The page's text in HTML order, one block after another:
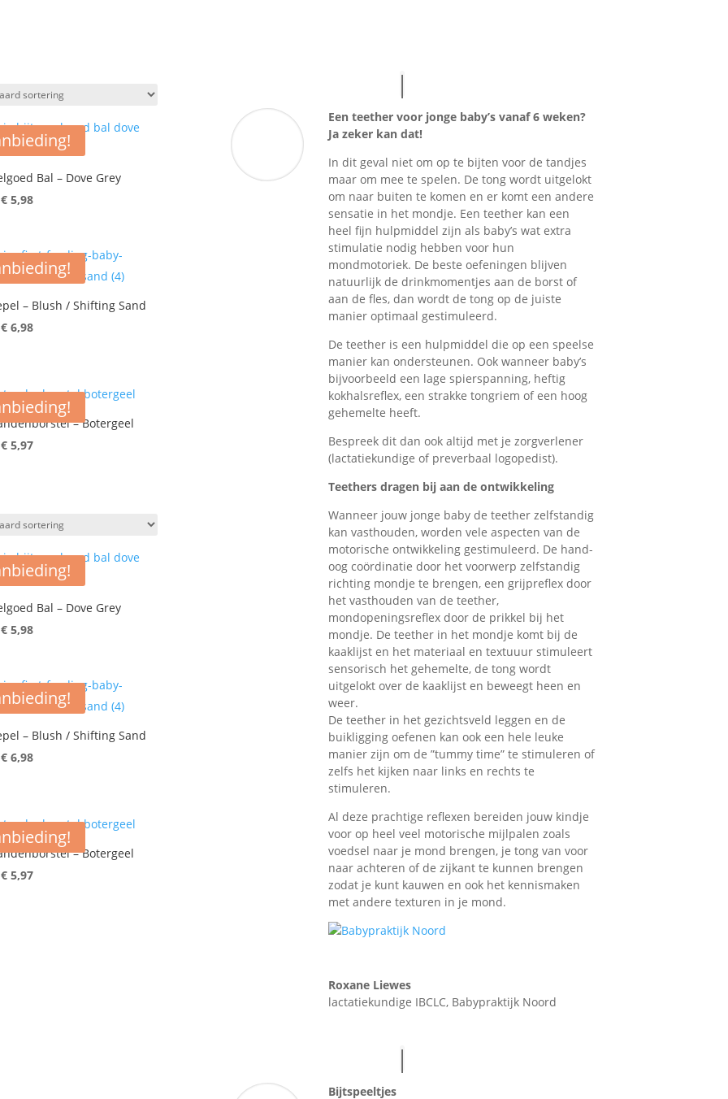
Bal – Dove Grey
Oorspronkelijke
€ 11,95.
€5,98Huidige
€ 5,98.
– Blush / Shifting Sand
Oorspronkelijke
€ 13,95.
€6,98Huidige
€ 6,98.
– Botergeel
Oorspronkelijke
€5,97Huidige
Bal – Dove Grey
Oorspronkelijke
€ 11,95.
€5,98Huidige
€ 5,98.
– Blush / Shifting Sand
Oorspronkelijke
€ 13,95.
€6,98Huidige
€ 6,98.
– Botergeel
Oorspronkelijke
€5,97Huidige
Een teether voor jonge baby’s vanaf 6 weken?
Ja zeker kan dat!
In dit geval niet om op te bijten voor de tandjes
maar om mee te spelen. De tong wordt uitgelokt
om naar buiten te komen en er komt een andere
sensatie in het mondje. Een teether kan een
heel fijn hulpmiddel zijn als baby’s wat extra
stimulatie nodig hebben voor hun
mondmotoriek. De beste oefeningen blijven
natuurlijk de drinkmomentjes aan de borst of
aan de fles, dan wordt de tong op de juiste
manier optimaal gestimuleerd.
De teether is een hulpmiddel die op een speelse
manier kan ondersteunen. Ook wanneer baby’s
bijvoorbeeld een lage spierspanning, heftig
kokhalsreflex, een strakke tongriem of een hoog
gehemelte heeft.
Bespreek dit dan ook altijd met je zorgverlener
(lactatiekundige of preverbaal logopedist).
Teethers dragen bij aan de ontwikkeling
Wanneer jouw jonge baby de teether zelfstandig
kan vasthouden, worden vele aspecten van de
motorische ontwikkeling gestimuleerd. De hand-
oog coördinatie door het voorwerp zelfstandig
richting mondje te brengen, een grijpreflex door
het vasthouden van de teether,
mondopeningsreflex door de prikkel bij het
mondje. De teether in het mondje komt bij de
kaaklijst en het materiaal en textuuur stimuleert
sensorisch het gehemelte, de tong wordt
uitgelokt over de kaaklijst en beweegt heen en
weer.
De teether in het gezichtsveld leggen en de
buikligging oefenen kan ook een hele leuke
manier zijn om de ”tummy time” te stimuleren of
zelfs het kijken naar links en rechts te
stimuleren.
Al deze prachtige reflexen bereiden jouw kindje
voor op heel veel motorische mijlpalen zoals
voedsel naar je mond brengen, je tong van voor
naar achteren of de zijkant te kunnen brengen
zodat je kunt kauwen en ook het kennismaken
met andere texturen in je mond.
Roxane Liewes
lactatiekundige IBCLC, Babypraktijk Noord
Bijtspeeltjes